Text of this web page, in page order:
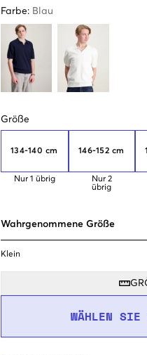
Farbe: Blau
Größe
134-140 cm
Nur 1 übrig
146-152 cm
Nur 2
übrig
Wahrgenommene Größe
Klein
WÄHLEN SIE